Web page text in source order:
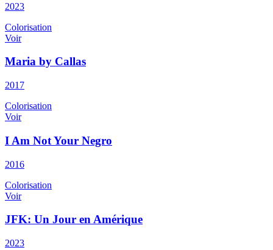
2023
Colorisation
Voir
Maria by Callas
2017
Colorisation
Voir
I Am Not Your Negro
2016
Colorisation
Voir
JFK: Un Jour en Amérique
2023